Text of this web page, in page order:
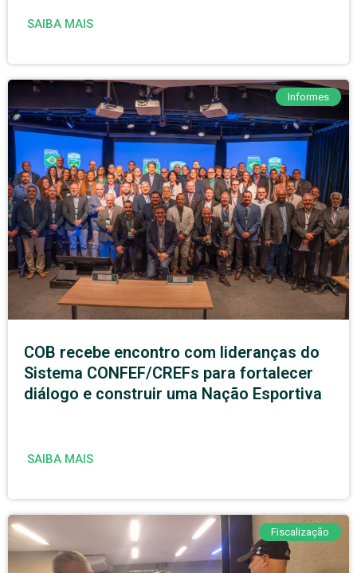
SAIBA MAIS
Informes
COB recebe encontro com lideranças do
Sistema CONFEF/CREFs para fortalecer
diálogo e construir uma Nação Esportiva
SAIBA MAIS
Fiscalização